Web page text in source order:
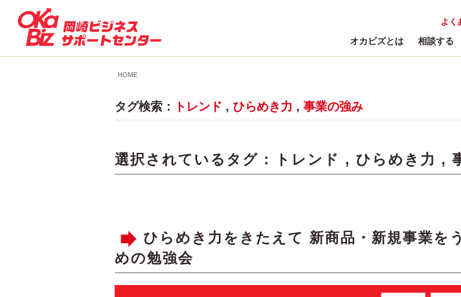
よく
オカビズとは 相談する
HOME
タグ検索： トレンド , ひらめき力 , 事業の強み
選択されているタグ : トレンド , ひらめき力 ,
ひらめき力をきたえて 新商品・新規事業を
めの勉強会